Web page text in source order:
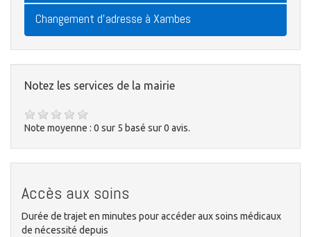
Changement d'adresse à Xambes
Notez les services de la mairie
Note moyenne : 0 sur 5 basé sur0 avis.
Accès aux soins
Durée de trajet en minutes pour accéder aux soins médicaux
de nécessité depuis